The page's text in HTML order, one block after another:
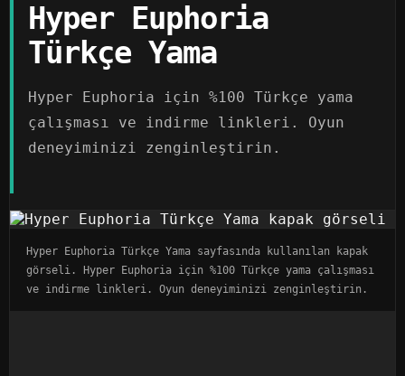
Hyper Euphoria
Türkçe Yama
Hyper Euphoria için %100 Türkçe yama
çalışması ve indirme linkleri. Oyun
deneyiminizi zenginleştirin.
Hyper Euphoria Türkçe Yama sayfasında kullanılan kapak
görseli. Hyper Euphoria için %100 Türkçe yama çalışması
ve indirme linkleri. Oyun deneyiminizi zenginleştirin.